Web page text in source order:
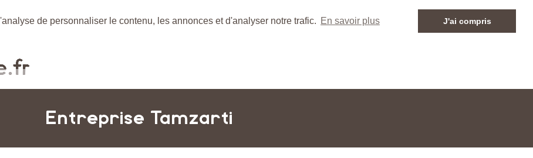
de personnaliser le contenu, les annonces et d'analyser notre trafic. En savoir plus J'ai compris
Entreprise Tamzarti